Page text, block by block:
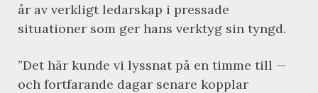
år av verkligt ledarskap i pressade
situationer som ger hans verktyg sin tyngd.
”Det här kunde vi lyssnat på en timme till —
och fortfarande dagar senare kopplar